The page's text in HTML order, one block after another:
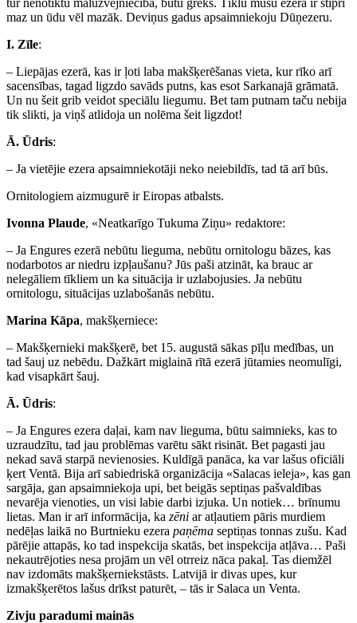
maz un ūdu vēl mazāk. Deviņus gadus apsaimniekoju Dūņezeru.
I. Zīle:
– Liepājas ezerā, kas ir ļoti laba makšķerēšanas vieta, kur rīko arī
sacensības, tagad ligzdo savāds putns, kas esot Sarkanajā grāmatā.
Un nu šeit grib veidot speciālu liegumu. Bet tam putnam taču nebija
tik slikti, ja viņš atlidoja un nolēma šeit ligzdot!
Ā. Ūdris:
– Ja vietējie ezera apsaimniekotāji neko neiebildīs, tad tā arī būs.
Ornitologiem aizmugurē ir Eiropas atbalsts.
Ivonna Plaude, «Neatkarīgo Tukuma Ziņu» redaktore:
– Ja Engures ezerā nebūtu lieguma, nebūtu ornitologu bāzes, kas
nodarbotos ar niedru izpļaušanu? Jūs paši atzināt, ka brauc ar
nelegāliem tīkliem un ka situācija ir uzlabojusies. Ja nebūtu
ornitologu, situācijas uzlabošanās nebūtu.
Marina Kāpa, makšķerniece:
– Makšķernieki makšķerē, bet 15. augustā sākas pīļu medības, un
tad šauj uz nebēdu. Dažkārt miglainā rītā ezerā jūtamies neomulīgi,
kad visapkārt šauj.
Ā. Ūdris:
– Ja Engures ezera daļai, kam nav lieguma, būtu saimnieks, kas to
uzraudzītu, tad jau problēmas varētu sākt risināt. Bet pagasti jau
nekad savā starpā nevienosies. Kuldīgā panāca, ka var lašus oficiāli
ķert Ventā. Bija arī sabiedriskā organizācija «Salacas ieleja», kas gan
sargāja, gan apsaimniekoja upi, bet beigās septiņas pašvaldības
nevarēja vienoties, un visi labie darbi izjuka. Un notiek… brīnumu
lietas. Man ir arī informācija, ka zēni ar atļautiem pāris murdiem
nedēļas laikā no Burtnieku ezera paņēma septiņas tonnas zušu. Kad
pārējie attapās, ko tad inspekcija skatās, bet inspekcija atļāva… Paši
nekautrējoties nesa projām un vēl otrreiz nāca pakaļ. Tas diemžēl
nav izdomāts makšķerniekstāsts. Latvijā ir divas upes, kur
izmakšķerētos lašus drīkst paturēt, – tās ir Salaca un Venta.
Zivju paradumi mainās